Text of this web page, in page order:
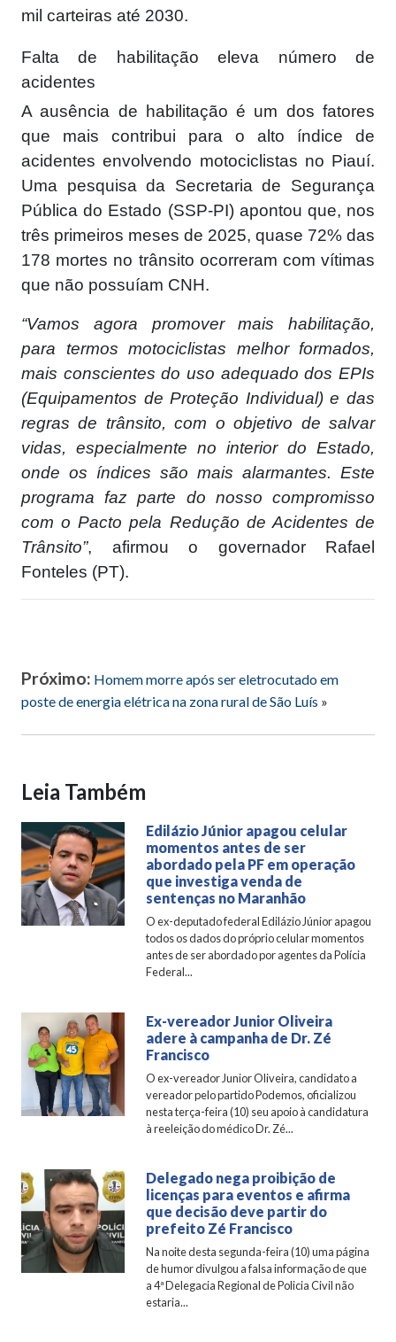
mil carteiras até 2030.
Falta de habilitação eleva número de
acidentes
A ausência de habilitação é um dos fatores
que mais contribui para o alto índice de
acidentes envolvendo motociclistas no Piauí.
Uma pesquisa da Secretaria de Segurança
Pública do Estado (SSP-PI) apontou que, nos
três primeiros meses de 2025, quase 72% das
178 mortes no trânsito ocorreram com vítimas
que não possuíam CNH.
“Vamos agora promover mais habilitação,
para termos motociclistas melhor formados,
mais conscientes do uso adequado dos EPIs
(Equipamentos de Proteção Individual) e das
regras de trânsito, com o objetivo de salvar
vidas, especialmente no interior do Estado,
onde os índices são mais alarmantes. Este
programa faz parte do nosso compromisso
com o Pacto pela Redução de Acidentes de
Trânsito”, afirmou o governador Rafael
Fonteles (PT).
Próximo: Homem morre após ser eletrocutado em
poste de energia elétrica na zona rural de São Luís »
Leia Também
Edilázio Júnior apagou celular
momentos antes de ser
abordado pela PF em operação
que investiga venda de
sentenças no Maranhão
O ex-deputado federal Edilázio Júnior apagou
todos os dados do próprio celular momentos
antes de ser abordado por agentes da Polícia
Federal...
Ex-vereador Junior Oliveira
adere à campanha de Dr. Zé
Francisco
O ex-vereador Junior Oliveira, candidato a
vereador pelo partido Podemos, oficializou
nesta terça-feira (10) seu apoio à candidatura
à reeleição do médico Dr. Zé...
Delegado nega proibição de
licenças para eventos e afirma
que decisão deve partir do
prefeito Zé Francisco
Na noite desta segunda-feira (10) uma página
de humor divulgou a falsa informação de que
a 4ª Delegacia Regional de Policia Civil não
estaria...